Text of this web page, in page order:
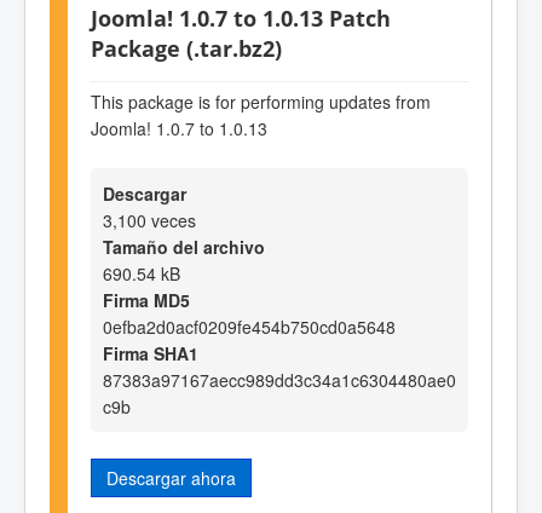
Joomla! 1.0.7 to 1.0.13 Patch
Package (.tar.bz2)
This package is for performing updates from
Joomla! 1.0.7 to 1.0.13
Descargar
3,100 veces
Tamaño del archivo
690.54 kB
Firma MD5
0efba2d0acf0209fe454b750cd0a5648
Firma SHA1
87383a97167aecc989dd3c34a1c6304480ae0
c9b
Descargar ahora